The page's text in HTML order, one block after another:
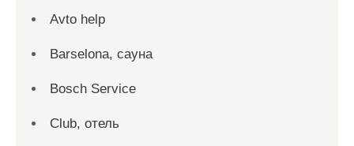
Avto help
Barselona, сауна
Bosch Service
Club, отель